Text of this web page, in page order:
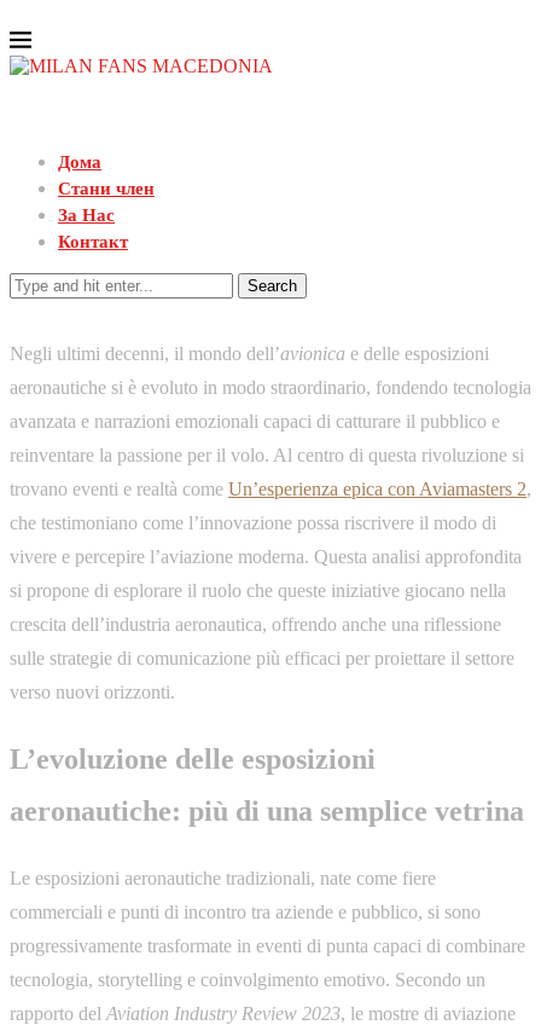
Дома
Стани член
За Нас
Контакт
Search
Negli ultimi decenni, il mondo dell’avionica e delle esposizioni
aeronautiche si è evoluto in modo straordinario, fondendo tecnologia
avanzata e narrazioni emozionali capaci di catturare il pubblico e
reinventare la passione per il volo. Al centro di questa rivoluzione si
trovano eventi e realtà come Un’esperienza epica con Aviamasters 2,
che testimoniano come l’innovazione possa riscrivere il modo di
vivere e percepire l’aviazione moderna. Questa analisi approfondita
si propone di esplorare il ruolo che queste iniziative giocano nella
crescita dell’industria aeronautica, offrendo anche una riflessione
sulle strategie di comunicazione più efficaci per proiettare il settore
verso nuovi orizzonti.
L’evoluzione delle esposizioni
aeronautiche: più di una semplice vetrina
Le esposizioni aeronautiche tradizionali, nate come fiere
commerciali e punti di incontro tra aziende e pubblico, si sono
progressivamente trasformate in eventi di punta capaci di combinare
tecnologia, storytelling e coinvolgimento emotivo. Secondo un
rapporto del Aviation Industry Review 2023, le mostre di aviazione